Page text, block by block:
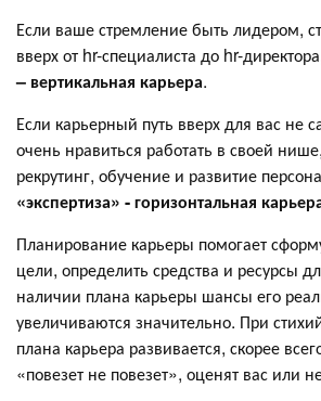
Если ваше стремление быть лидером,
вверх от hr-специалиста до hr-
– вертикальная карьера.
Если карьерный путь вверх для вас не
очень нравиться работать в своей
рекрутинг, обучение и развитие
«экспертиза» - горизонтальная
Планирование карьеры помогает
цели, определить средства и ресурсы
наличии плана карьеры шансы его
увеличиваются значительно. При
плана карьера развивается, скорее
«повезет не повезет», оценят вас или